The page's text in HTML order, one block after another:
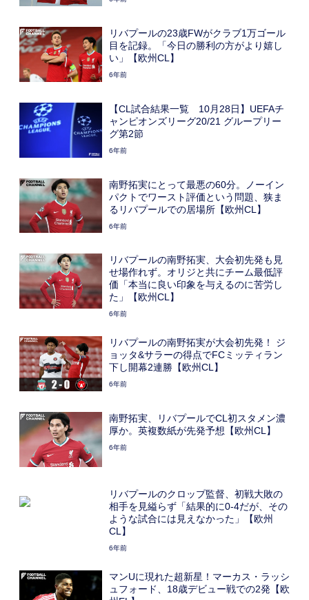
リバプールの23歳FWがクラブ1万ゴール
目を記録。「今日の勝利の方がより嬉し
い」【欧州CL】
6年前
【CL試合結果一覧 10月28日】UEFAチ
ャンピオンズリーグ20/21 グループリー
グ第2節
6年前
南野拓実にとって最悪の60分。ノーイン
パクトでワースト評価という問題、狭ま
るリバプールでの居場所【欧州CL】
6年前
リバプールの南野拓実、大会初先発も見
せ場作れず。オリジと共にチーム最低評
価「本当に良い印象を与えるのに苦労し
た」【欧州CL】
6年前
リバプールの南野拓実が大会初先発！ ジ
ョッタ&サラーの得点でFCミッティラン
下し開幕2連勝【欧州CL】
6年前
南野拓実、リバプールでCL初スタメン濃
厚か。英複数紙が先発予想【欧州CL】
6年前
リバプールのクロップ監督、初戦大敗の
相手を見縊らず「結果的に0-4だが、その
ような試合には見えなかった」【欧州
CL】
6年前
マンUに現れた超新星！マーカス・ラッシ
ュフォード、18歳デビュー戦での2発【欧